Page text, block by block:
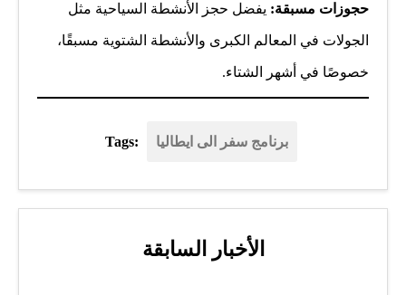
حجوزات مسبقة: يفضل حجز الأنشطة السياحية مثل
الجولات في المعالم الكبرى والأنشطة الشتوية مسبقًا،
خصوصًا في أشهر الشتاء.
Tags: برنامج سفر الى ايطاليا
الأخبار السابقة